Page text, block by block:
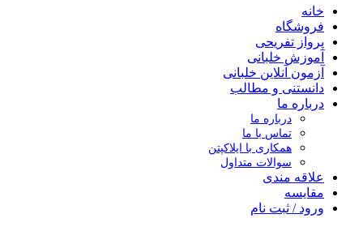
خانه
فروشگاه
پرواز تفریحی
آموزش خلبانی
آزمون آنلاین خلبانی
دانستنی و مطالب
درباره ما
درباره ما
تماس با ما
همکاری با ایلاکپتن
سوالات متداول
علاقه مندی
مقایسه
ورود / ثبت نام